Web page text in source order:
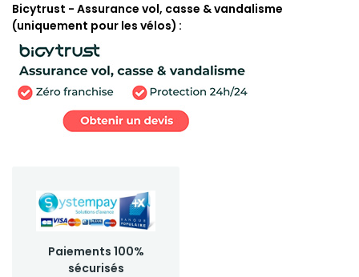
Bicytrust - Assurance vol, casse & vandalisme
(uniquement pour les vélos)
Paiements 100%
sécurisés